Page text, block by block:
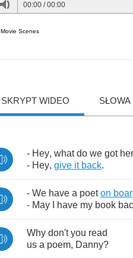
00:00 /00:00
Movie Scenes
SKRYPT WIDEO
- Hey, what do we got
- Hey, give it back.
- We have a poet on
- May have my book
Why don't you read
us a poem, Danny?